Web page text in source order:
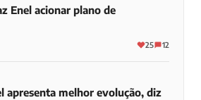
Enel acionar plano de
25 12
apresenta melhor evolução, diz